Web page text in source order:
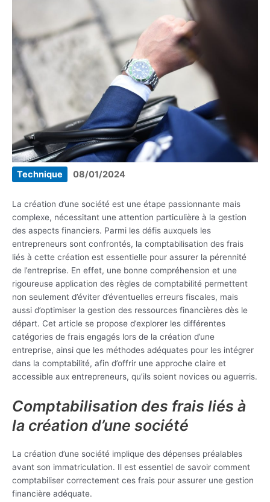
Technique 08/01/2024
La création d’une société est une étape passionnante mais
complexe, nécessitant une attention particulière à la gestion
des aspects financiers. Parmi les défis auxquels les
entrepreneurs sont confrontés, la comptabilisation des frais
liés à cette création est essentielle pour assurer la pérennité
de l’entreprise. En effet, une bonne compréhension et une
rigoureuse application des règles de comptabilité permettent
non seulement d’éviter d’éventuelles erreurs fiscales, mais
aussi d’optimiser la gestion des ressources financières dès le
départ. Cet article se propose d’explorer les différentes
catégories de frais engagés lors de la création d’une
entreprise, ainsi que les méthodes adéquates pour les intégrer
dans la comptabilité, afin d’offrir une approche claire et
accessible aux entrepreneurs, qu’ils soient novices ou aguerris.
Comptabilisation des frais liés à
la création d’une société
La création d’une société implique des dépenses préalables
avant son immatriculation. Il est essentiel de savoir comment
comptabiliser correctement ces frais pour assurer une gestion
financière adéquate.